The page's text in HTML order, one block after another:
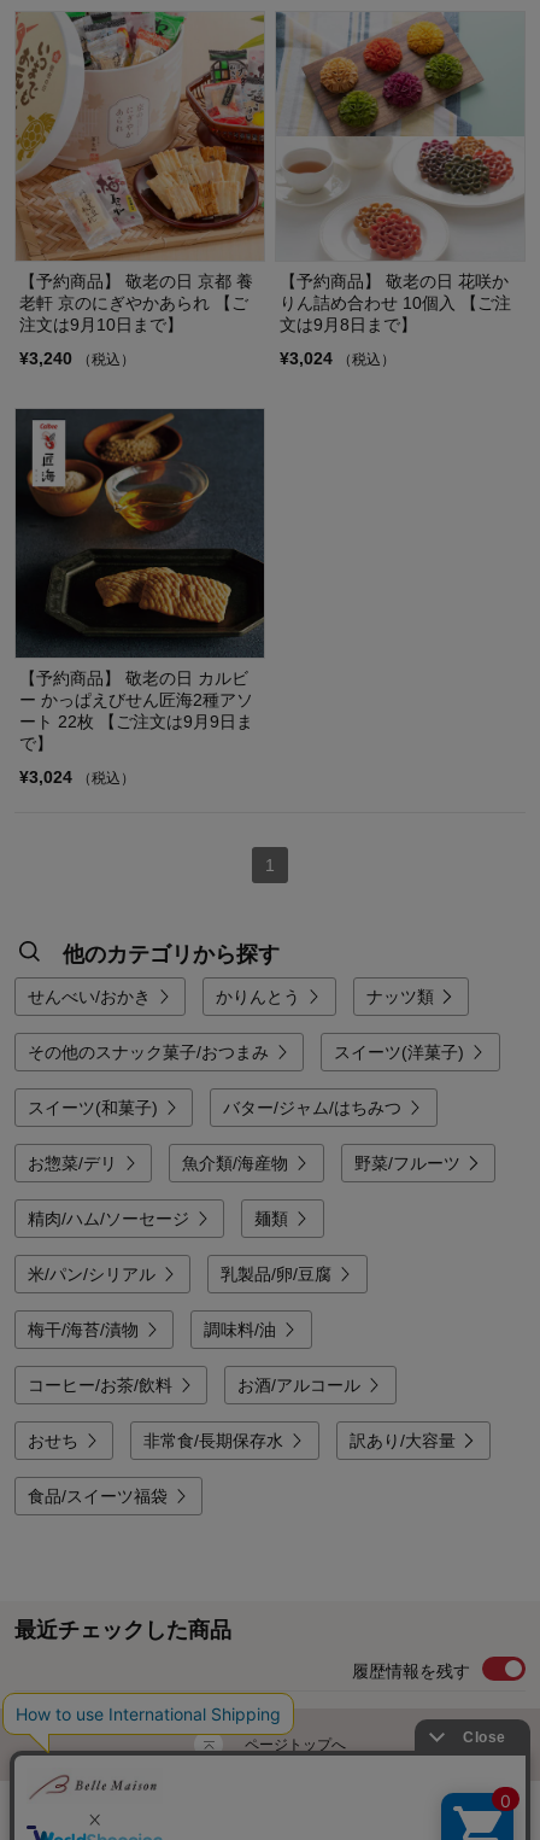
【予約商品】 敬老の日 京都 養
老軒 京のにぎやかあられ 【ご
注文は9月10日まで】
¥3,240
（税込）
【予約商品】 敬老の日 花咲か
りん詰め合わせ 10個入 【ご注
文は9月8日まで】
¥3,024
（税込）
【予約商品】 敬老の日 カルビ
ー かっぱえびせん匠海2種アソ
ート 22枚 【ご注文は9月9日ま
で】
¥3,024
（税込）
1
他のカテゴリから探す
せんべい/おかき かりんとう ナッツ類
その他のスナック菓子/おつまみ スイーツ(洋菓子)
スイーツ(和菓子) バター/ジャム/はちみつ
お惣菜/デリ 魚介類/海産物 野菜/フルーツ
精肉/ハム/ソーセージ 麺類
米/パン/シリアル 乳製品/卵/豆腐
梅干/海苔/漬物 調味料/油
コーヒー/お茶/飲料 お酒/アルコール
おせち 非常食/長期保存水 訳あり/大容量
食品/スイーツ福袋
最近チェックした商品
履歴情報を残す
ページトップへ
ご利用ガイド・お知らせ